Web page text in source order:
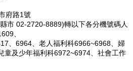
府路1號
市 02-2720-8889)轉以下各分機號碼人
、
、6964、老人福利科6966~6968、婦
童及少年福利科6972~6974、社會工作